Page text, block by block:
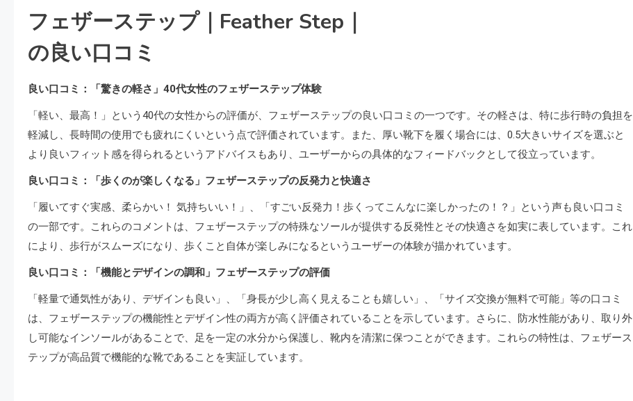
フェザーステップ｜Feather Step｜
の良い口コミ
良い口コミ：「驚きの軽さ」40代女性のフェザーステップ体験
「軽い、最高！」という40代の女性からの評価が、フェザーステップの良い口コミの一つです。その軽さは、特に歩行時の負担を
軽減し、長時間の使用でも疲れにくいという点で評価されています。また、厚い靴下を履く場合には、0.5大きいサイズを選ぶと
より良いフィット感を得られるというアドバイスもあり、ユーザーからの具体的なフィードバックとして役立っています。
良い口コミ：「歩くのが楽しくなる」フェザーステップの反発力と快適さ
「履いてすぐ実感、柔らかい！ 気持ちいい！」、「すごい反発力！歩くってこんなに楽しかったの！？」という声も良い口コミ
の一部です。これらのコメントは、フェザーステップの特殊なソールが提供する反発性とその快適さを如実に表しています。これ
により、歩行がスムーズになり、歩くこと自体が楽しみになるというユーザーの体験が描かれています。
良い口コミ：「機能とデザインの調和」フェザーステップの評価
「軽量で通気性があり、デザインも良い」、「身長が少し高く見えることも嬉しい」、「サイズ交換が無料で可能」等の口コミ
は、フェザーステップの機能性とデザイン性の両方が高く評価されていることを示しています。さらに、防水性能があり、取り外
し可能なインソールがあることで、足を一定の水分から保護し、靴内を清潔に保つことができます。これらの特性は、フェザース
テップが高品質で機能的な靴であることを実証しています。